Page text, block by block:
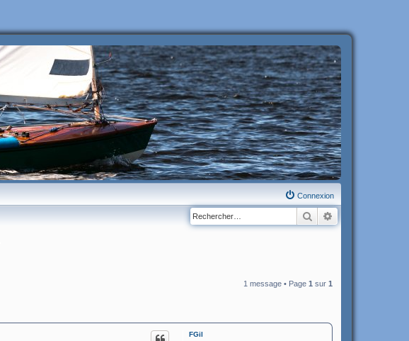
Connexion
Rechercher
1 message • Page 1 sur 1
FGil